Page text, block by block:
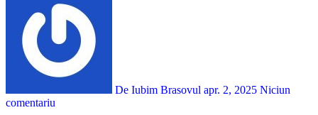
De Iubim Brasovul apr. 2, 2025 Niciun
comentariu